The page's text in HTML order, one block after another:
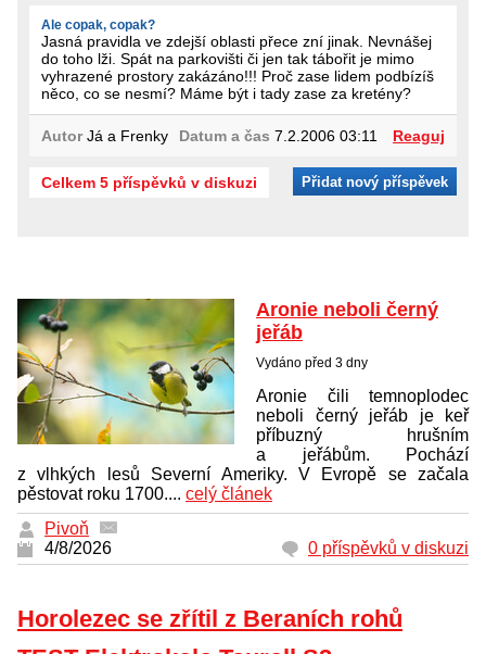
Ale copak, copak?
Jasná pravidla ve zdejší oblasti přece zní jinak. Nevnášej
do toho lži. Spát na parkovišti či jen tak tábořit je mimo
vyhrazené prostory zakázáno!!! Proč zase lidem podbízíš
něco, co se nesmí? Máme být i tady zase za kretény?
AutorJá a Frenky Datum a čas 7.2.2006 03:11 Reaguj
Celkem 5 příspěvků v diskuzi Přidat nový příspěvek
Aronie neboli černý
jeřáb
Vydáno před 3 dny
Aronie čili temnoplodec
neboli černý jeřáb je keř
příbuzný hrušním
a jeřábům. Pochází
z vlhkých lesů Severní Ameriky. V Evropě se začala
pěstovat roku 1700.... celý článek
Pivoň
4/8/2026
0 příspěvků v diskuzi
Horolezec se zřítil z Beraních rohů